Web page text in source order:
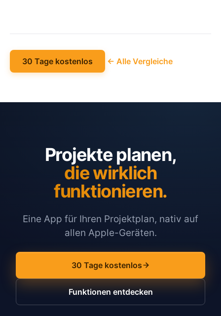
30 Tage kostenlos ← Alle Vergleiche
Projekte planen,
die wirklich
funktionieren.
Eine App für Ihren Projektplan, nativ auf
allen Apple-Geräten.
30 Tage kostenlos
Funktionen entdecken